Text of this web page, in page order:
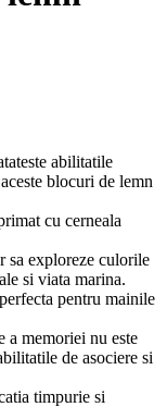
abilitatile
blocuri de lemn
cu cerneala
sa exploreze culorile
si viata marina.
pentru mainile
a memoriei nu este
de asociere si
timpurie si